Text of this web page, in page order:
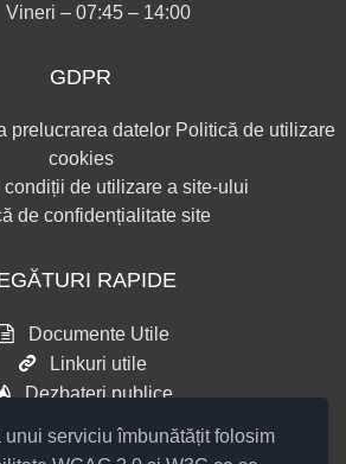
unui serviciu îmbunătățit folosim
Vineri – 07:45 – 14:00
GDPR
prelucrarea datelor Politică de utilizare
cookies
condiții de utilizare a site-ului
de confidențialitate site
RAPIDE
Documente Utile
Linkuri utile
Dezbateri publice